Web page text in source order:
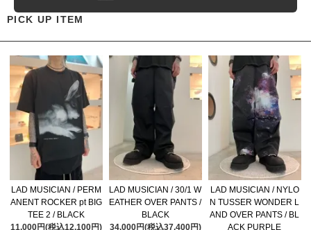
PICK UP ITEM
LAD MUSICIAN / PERM
ANENT ROCKER pt BIG
TEE 2 / BLACK
11,000円(税込12,100円)
LAD MUSICIAN / 30/1 W
EATHER OVER PANTS /
BLACK
34,000円(税込37,400円)
LAD MUSICIAN / NYLO
N TUSSER WONDER L
AND OVER PANTS / BL
ACK PURPLE